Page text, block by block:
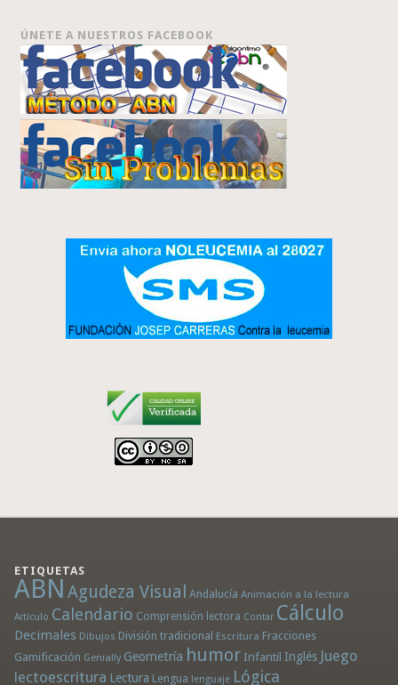
ÚNETE A NUESTROS FACEBOOK
ETIQUETAS
ABN Agudeza Visual Andalucía Animación a la lectura
Artículo Calendario Comprensión lectora Contar Cálculo
Decimales Dibujos División tradicional Escritura Fracciones
Gamificación Genially Geometría humor Infantil Inglés Juego
lectoescritura Lectura Lengua lenguaje Lógica